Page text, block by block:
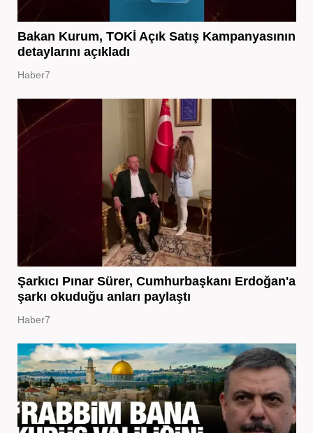
Bakan Kurum, TOKİ Açık Satış Kampanyasının
detaylarını açıkladı
Haber7
Şarkıcı Pınar Sürer, Cumhurbaşkanı Erdoğan'a
şarkı okuduğu anları paylaştı
Haber7